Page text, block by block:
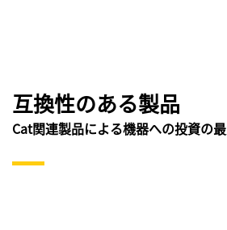
互換性のある製品
Cat関連製品による機器への投資の